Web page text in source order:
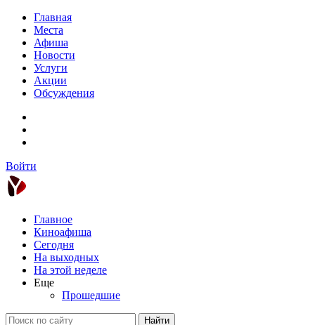
Главная
Места
Афиша
Новости
Услуги
Акции
Обсуждения
Войти
Главное
Киноафиша
Сегодня
На выходных
На этой неделе
Еще
Прошедшие
Найти